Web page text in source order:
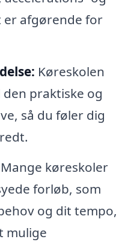
er afgørende for
Køreskolen
praktiske og
så du føler dig
Mange køreskoler
forløb, som
og dit tempo,
mulige